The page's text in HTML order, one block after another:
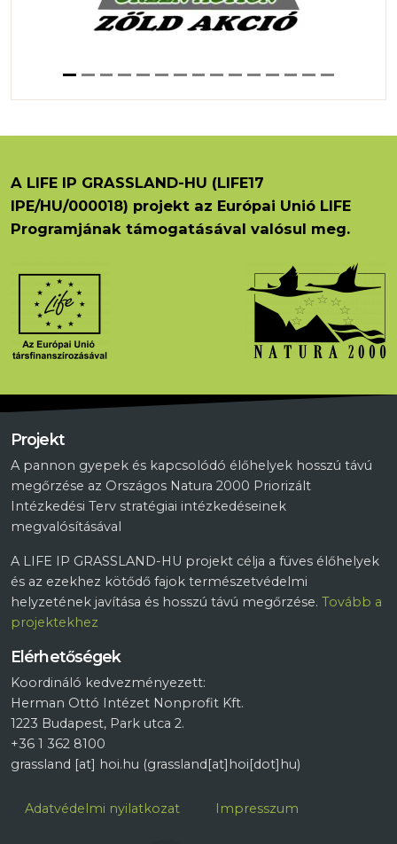
A LIFE IP GRASSLAND-HU (LIFE17
IPE/HU/000018) projekt az Európai Unió LIFE
Programjának támogatásával valósul meg.
Projekt
A pannon gyepek és kapcsolódó élőhelyek hosszú távú
megőrzése az Országos Natura 2000 Priorizált
Intézkedési Terv stratégiai intézkedéseinek
megvalósításával
A LIFE IP GRASSLAND-HU projekt célja a füves élőhelyek
és az ezekhez kötődő fajok természetvédelmi
helyzetének javítása és hosszú távú megőrzése. Tovább a
projektekhez
Elérhetőségek
Koordináló kedvezményezett:
Herman Ottó Intézet Nonprofit Kft.
1223 Budapest, Park utca 2.
+36 1 362 8100
grassland [at] hoi.hu (grassland[at]hoi[dot]hu)
Lábléc
Adatvédelmi nyilatkozat Impresszum